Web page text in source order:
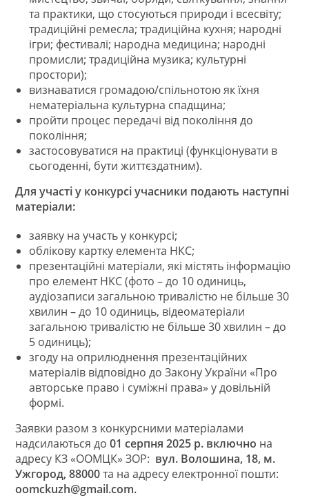
та практики, що стосуються природи і всесвіту;
традиційні ремесла; традиційна кухня; народні
ігри; фестивалі; народна медицина; народні
промисли; традиційна музика; культурні
простори);
визнаватися громадою/спільнотою як їхня
нематеріальна культурна спадщина;
пройти процес передачі від покоління до
покоління;
застосовуватися на практиці (функціонувати в
сьогоденні, бути життєздатним).
Для участі у конкурсі учасники подають наступні
матеріали:
заявку на участь у конкурсі;
облікову картку елемента НКС;
презентаційні матеріали, які містять інформацію
про елемент НКС (фото – до 10 одиниць,
аудіозаписи загальною тривалістю не більше 30
хвилин – до 10 одиниць, відеоматеріали
загальною тривалістю не більше 30 хвилин – до
5 одиниць);
згоду на оприлюднення презентаційних
матеріалів відповідно до Закону України «Про
авторське право і суміжні права» у довільній
формі.
Заявки разом з конкурсними матеріалами
надсилаються до01 серпня 2025 р. включно на
адресу КЗ «ООМЦК» ЗОР: вул. Волошина, 18, м.
Ужгород, 88000та на адресу електронної пошти:
oomckuzh@gmail.com.